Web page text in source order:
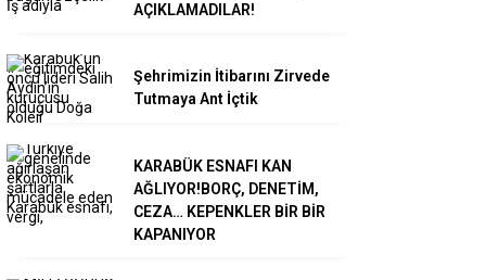
AÇIKLAMADILAR!
Şehrimizin İtibarını Zirvede
Tutmaya Ant İçtik
KARABÜK ESNAFI KAN
AĞLIYOR!BORÇ, DENETİM,
CEZA… KEPENKLER BİR BİR
KAPANIYOR